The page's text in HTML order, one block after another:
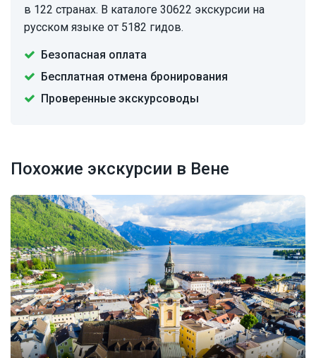
в 122 странах. В каталоге 30622 экскурсии на
русском языке от 5182 гидов.
Безопасная оплата
Бесплатная отмена бронирования
Проверенные экскурсоводы
Похожие экскурсии в Вене